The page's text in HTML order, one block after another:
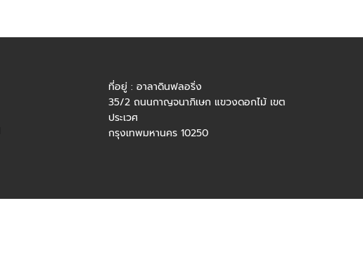
ที่อยู่ : อาลาดินฟลอริ่ง
35/2 ถนนกาญจนาภิเษก แขวงดอกไม้ เขต
ประเวศ
กรุงเทพมหานคร 10250